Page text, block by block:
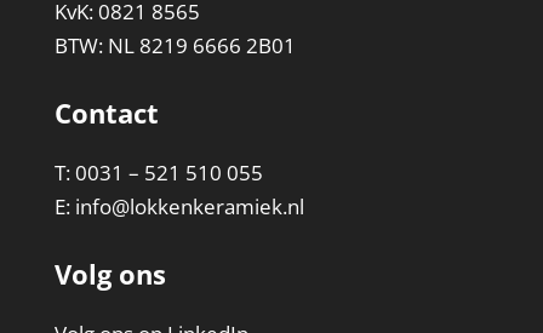
KvK: 0821 8565
BTW: NL 8219 6666 2B01
Contact
T: 0031 – 521 510 055
E: info@lokkenkeramiek.nl
Volg ons